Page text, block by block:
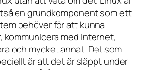
en grundkomponent som ett
behöver för att kunna
kommunicera med internet,
och mycket annat. Det som
är att det är släppt under